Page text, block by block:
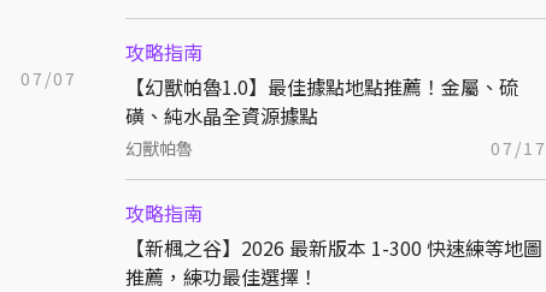
攻略指南
【幻獸帕魯1.0】最佳據點地點推薦！金屬、硫
磺、純水晶全資源據點
幻獸帕魯 07/17
攻略指南
【新楓之谷】2026 最新版本 1-300 快速練等地圖
推薦，練功最佳選擇！
07/07